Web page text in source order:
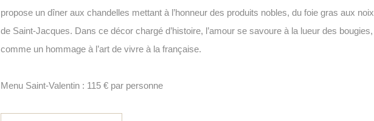
propose un dîner aux chandelles mettant à l’honneur des produits nobles, du foie gras aux noix
de Saint-Jacques. Dans ce décor chargé d’histoire, l’amour se savoure à la lueur des bougies,
comme un hommage à l’art de vivre à la française.
Menu Saint-Valentin : 115 € par personne